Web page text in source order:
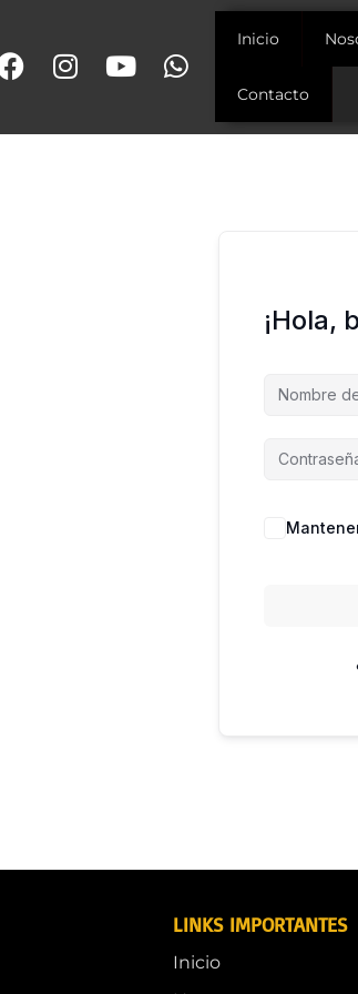
Inicio
Contacto
¡Hola,
LINKS IMPORTANTES
Inicio